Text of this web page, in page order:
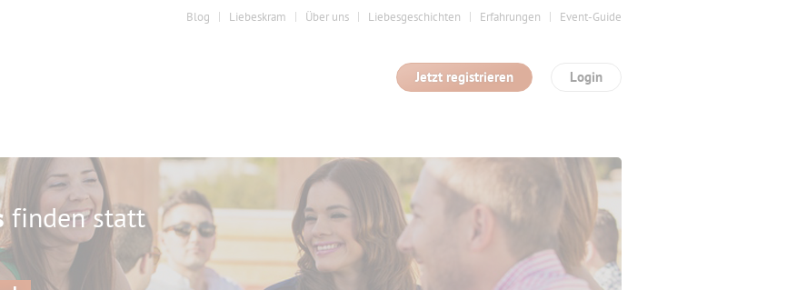
Blog Liebeskram Über uns Liebesgeschichten Erfahrungen Event-Guide
Login
Jetzt registrieren
finden statt